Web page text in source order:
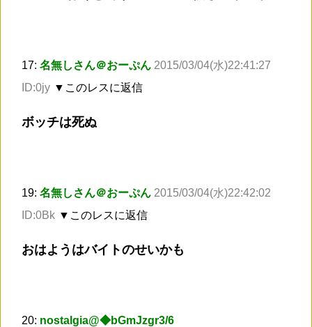
17: 名無しさん＠おーぷん 2015/03/04(水)22:41:27
ID:0jy ▼このレスに返信
ボッチは死ぬ
19: 名無しさん＠おーぷん 2015/03/04(水)22:42:02
ID:0Bk ▼このレスに返信
おはようはバイトのせいかも
20: nostalgia@◆bGmJzgr3/6